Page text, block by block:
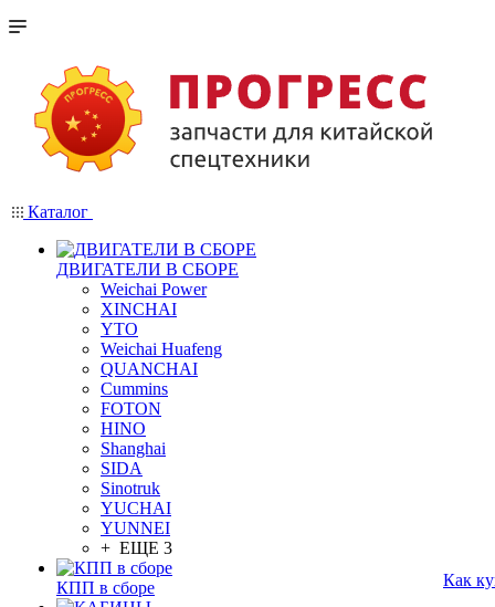
Каталог
ДВИГАТЕЛИ В СБОРЕ
Weichai Power
XINCHAI
YTO
Weichai Huafeng
QUANCHAI
Cummins
FOTON
HINO
Shanghai
SIDA
Sinotruk
YUCHAI
YUNNEI
+ ЕЩЕ 3
КПП в сборе
Как